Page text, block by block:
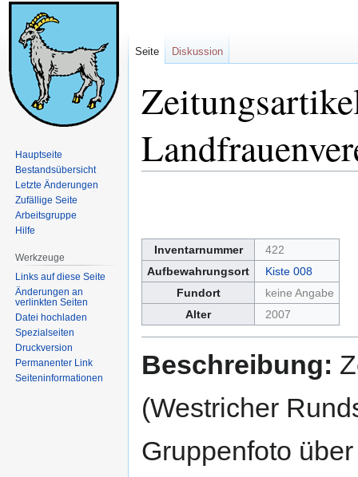
Inventarnummer
422
Aufbewahrungsort
Kiste 008
Fundort
keine Angabe
Alter
2007
Beschreibung:
(Westricher
Gruppenfoto
Seite Diskussion
Hauptseite
Bestandsübersicht
Letzte Änderungen
Zufällige Seite
Arbeitsgruppe
Hilfe
Werkzeuge
Links auf diese Seite
Änderungen an
verlinkten Seiten
Datei hochladen
Spezialseiten
Druckversion
Permanenter Link
Seiten­informationen